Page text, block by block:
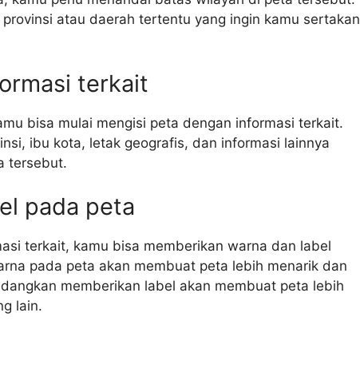
atau daerah tertentu yang ingin kamu sertakan
terkait
bisa mulai mengisi peta dengan informasi terkait.
ibu kota, letak geografis, dan informasi lainnya
tersebut.
pada peta
terkait, kamu bisa memberikan warna dan label
pada peta akan membuat peta lebih menarik dan
memberikan label akan membuat peta lebih
lain.